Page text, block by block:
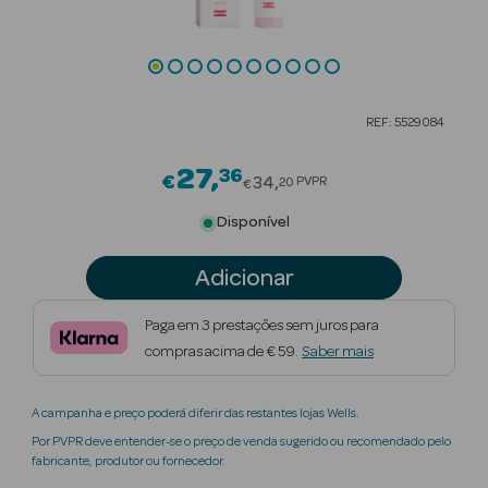
Cuidados de
Beauty Season
Nutricosmética
Perfumes
Beauty Season
REF: 5529084
€27 36Price reduced from
€34 20 PVPR
Disponível
Adicionar
Paga em 3 prestações sem juros para
compras acima de € 59. Saber mais
A campanha e preço poderá diferir das restantes lojas Wells.
Por PVPR deve entender-se o preço de venda sugerido ou recomendado pelo
fabricante, produtor ou fornecedor.